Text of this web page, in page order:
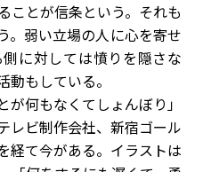
ことが信条という。それも
。弱い立場の人に心を寄せ
に対しては憤りを隠さな
もしている。
何もなくてしょんぼり」
レビ制作会社、新宿ゴール
経て今がある。イラストは